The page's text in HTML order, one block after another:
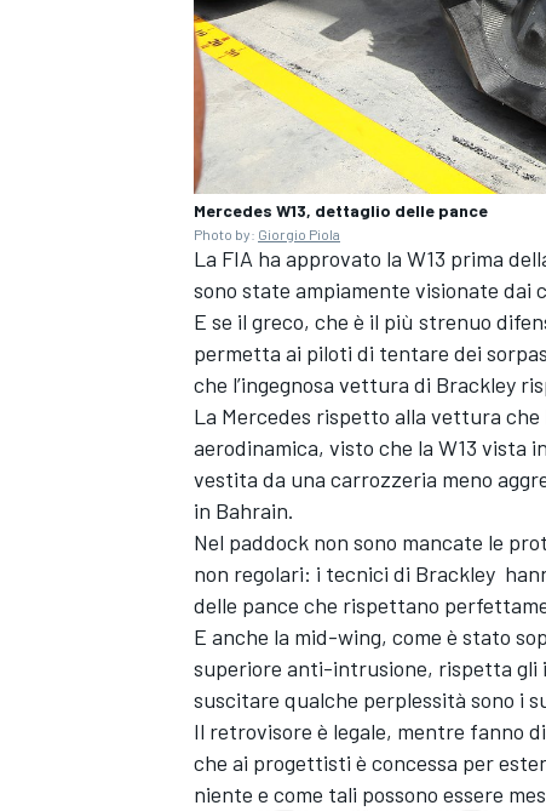
ENDURANCE/GT
Mercedes W13, dettaglio delle pance
Photo by: Giorgio Piola
La FIA ha approvato la W13 prima
sono state ampiamente visionate dai
E se il greco, che è il più strenuo
permetta ai piloti di tentare dei
che l’ingegnosa vettura di Brackley
La Mercedes rispetto alla vettura
aerodinamica, visto che la W13 vista
vestita da una carrozzeria meno
in Bahrain.
Nel paddock non sono mancate le
non regolari: i tecnici di Brackley
delle pance che rispettano
E anche la mid-wing, come è stato
superiore anti-intrusione, rispetta gli
suscitare qualche perplessità sono i
Il retrovisore è legale, mentre fanno
che ai progettisti è concessa per
niente e come tali possono essere